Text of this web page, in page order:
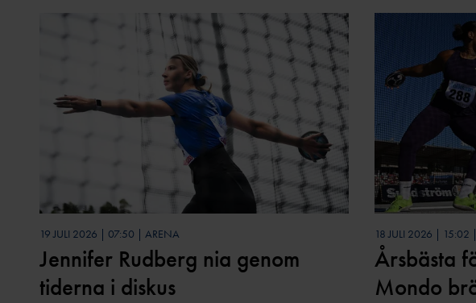
19 JULI 2026 | 07:50 | ARENA
Jennifer Rudberg nia genom
tiderna i diskus
18 JULI 2026 | 15:02
Årsbästa
Mondo